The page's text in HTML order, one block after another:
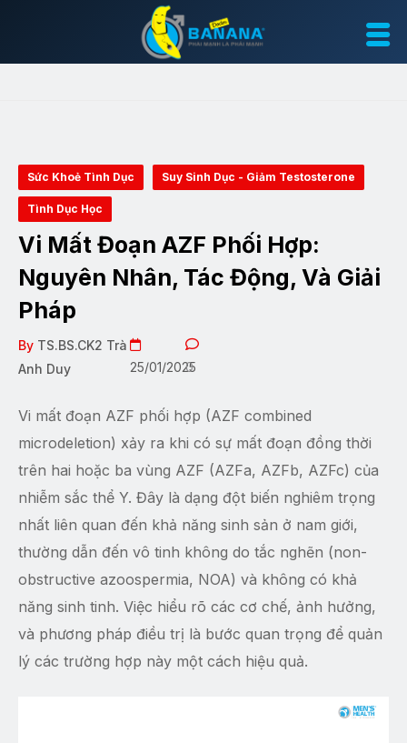
Sức Khoẻ Tình Dục Suy Sinh Dục - Giảm Testosterone
Tình Dục Học
Vi Mất Đoạn AZF Phối Hợp:
Nguyên Nhân, Tác Động, Và Giải
Pháp
By TS.BS.CK2 Trà
Anh Duy
25/01/2025
0
Vi mất đoạn AZF phối hợp (AZF combined
microdeletion) xảy ra khi có sự mất đoạn đồng thời
trên hai hoặc ba vùng AZF (AZFa, AZFb, AZFc) của
nhiễm sắc thể Y. Đây là dạng đột biến nghiêm trọng
nhất liên quan đến khả năng sinh sản ở nam giới,
thường dẫn đến vô tinh không do tắc nghẽn (non-
obstructive azoospermia, NOA) và không có khả
năng sinh tinh. Việc hiểu rõ các cơ chế, ảnh hưởng,
và phương pháp điều trị là bước quan trọng để quản
lý các trường hợp này một cách hiệu quả.